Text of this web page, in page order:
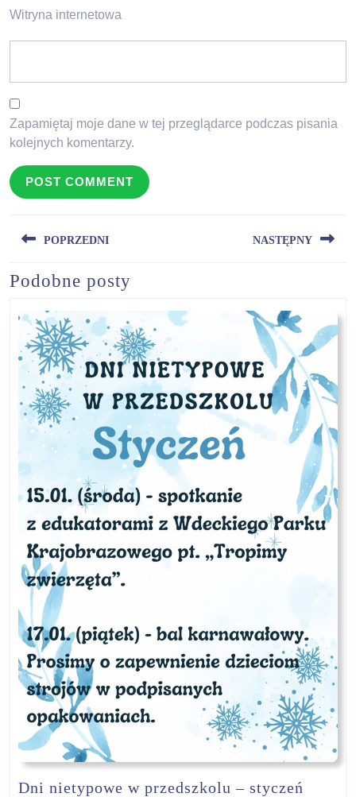
Witryna internetowa
Zapamiętaj moje dane w tej przeglądarce podczas pisania
kolejnych komentarzy.
wpisuPOPRZEDNI
Previous
NASTĘPNY
Podobne posty
Dni nietypowe w przedszkolu – styczeń